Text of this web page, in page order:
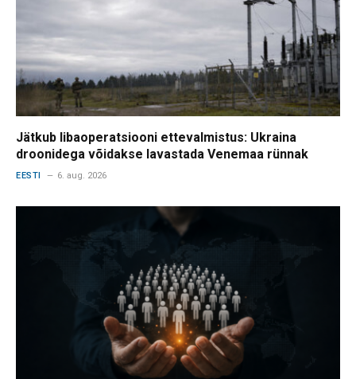
Jätkub libaoperatsiooni ettevalmistus: Ukraina
droonidega võidakse lavastada Venemaa rünnak
EESTI 6. aug. 2026